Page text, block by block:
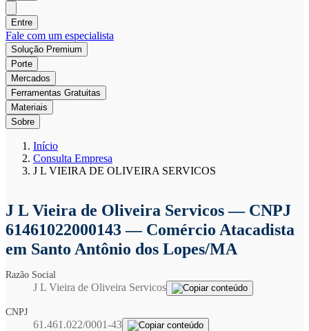
Entre
Fale com um especialista
Solução Premium
Porte
Mercados
Ferramentas Gratuitas
Materiais
Sobre
Início
Consulta Empresa
J L VIEIRA DE OLIVEIRA SERVICOS
J L Vieira de Oliveira Servicos— CNPJ
61461022000143 — Comércio Atacadista
em Santo Antônio dos Lopes/MA
Razão Social
J L Vieira de Oliveira Servicos
CNPJ
61.461.022/0001-43